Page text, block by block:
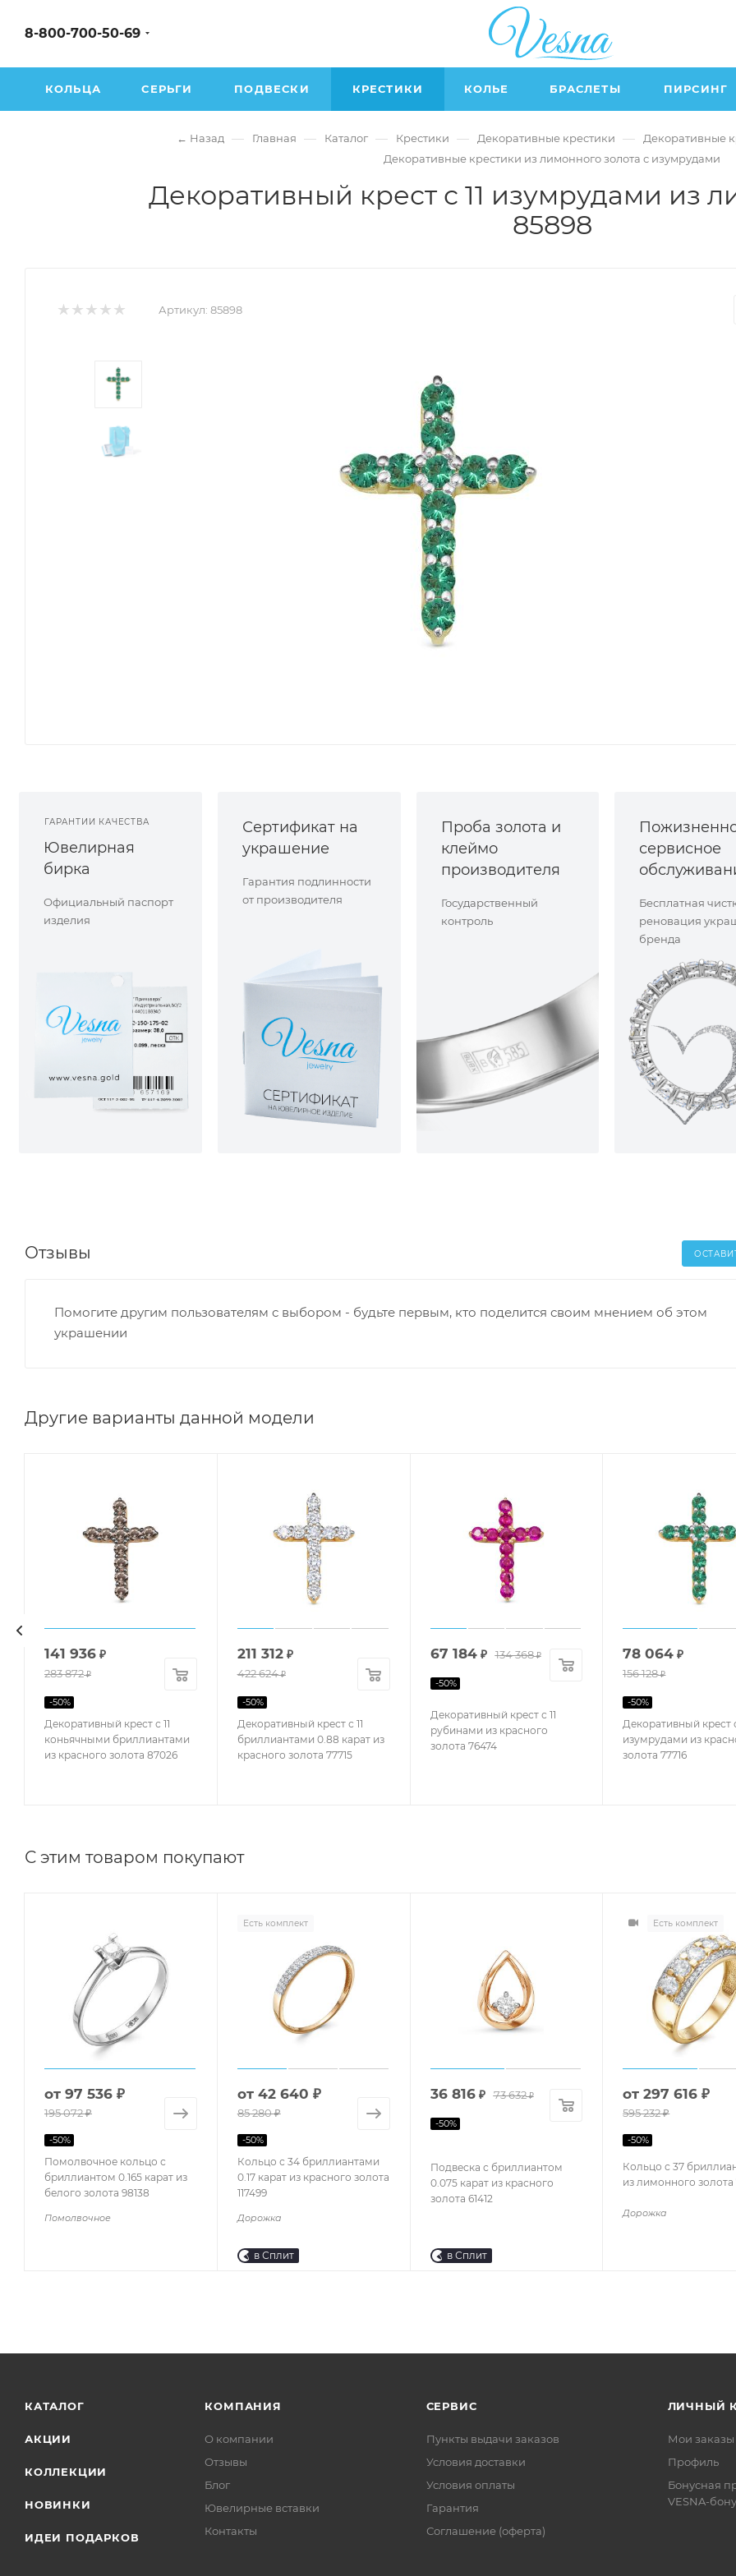
8-800-700-50-69
КОЛЬЦА СЕРЬГИ ПОДВЕСКИ КРЕСТИКИ КОЛЬЕ БРАСЛЕТЫ ПИРСИНГ
← Назад — Главная — Каталог — Крестики — Декоративные крестики — Декоративные
Декоративные крестики из лимонного золота с изумрудами
Декоративный крест с 11 изумрудами из
85898
Артикул: 85898
ГАРАНТИИ КАЧЕСТВА
Ювелирная
бирка
Официальный паспорт
изделия
Сертификат на
украшение
Гарантия подлинности
от производителя
Проба золота и
клеймо
производителя
Государственный
контроль
сервисное
Бесплатная
реновация
бренда
Отзывы
Помогите другим пользователям с выбором - будьте первым, кто поделится своим мнением об этом
украшении
Другие варианты данной модели
Декоративный крест с 11
коньячными бриллиантами
из красного золота 87026
141 936 ₽
283 872₽
-50%
Декоративный крест с 11
бриллиантами 0.88 карат из
красного золота 77715
211 312₽
422 624₽
-50%
Декоративный крест с 11
рубинами из красного
золота 76474
67 184₽ 134 368₽
-50%
Декоративный крест с
изумрудами из
золота 77716
78 064 ₽
156 128₽
-50%
С этим товаром покупают
Помолвочное кольцо с
бриллиантом 0.165 карат из
белого золота 98138
Помолвочное
от 97 536 ₽
195 072 ₽
-50%
Есть комплект
Кольцо с 34 бриллиантами
0.17 карат из красного золота
117499
Дорожка
от 42 640 ₽
85 280 ₽
-50%
в Сплит
Подвеска с бриллиантом
0.075 карат из красного
золота 61412
36 816₽ 73 632₽
-50%
в Сплит
Есть комплект
Кольцо с 37
из лимонного золота
Дорожка
от297 616 ₽
595 232 ₽
-50%
КАТАЛОГ
АКЦИИ
КОЛЛЕКЦИИ
НОВИНКИ
ИДЕИ ПОДАРКОВ
КОМПАНИЯ
О компании
Отзывы
Блог
Ювелирные вставки
Контакты
СЕРВИС
Пункты выдачи заказов
Условия доставки
Условия оплаты
Гарантия
Соглашение (оферта)
ЛИЧНЫЙ
Мои заказы
Профиль
Бонусная
VESNA-